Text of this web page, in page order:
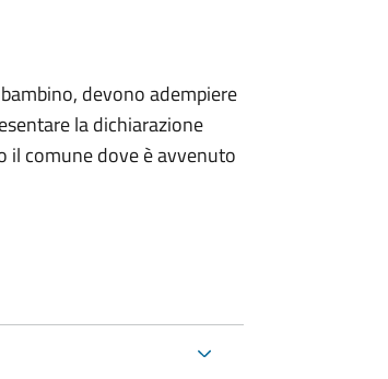
devono adempiere
la dichiarazione
il comune dove è avvenuto